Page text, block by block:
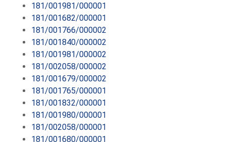
181/001981/000001
181/001682/000001
181/001766/000002
181/001840/000002
181/001981/000002
181/002058/000002
181/001679/000002
181/001765/000001
181/001832/000001
181/001980/000001
181/002058/000001
181/001680/000001